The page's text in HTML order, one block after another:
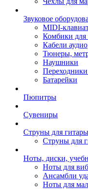
Звуковое
MIDI-
Комбики для
Кабели аудио
Тюнеры,
Наушники
Переходники
Батарейки
Пюпитры
Сувениры
Струны для гитары
Струны для
Ноты, диски,
Ноты для
Ансамбли
Ноты для